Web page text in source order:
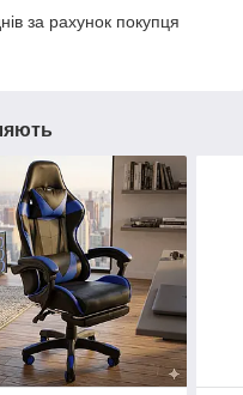
за рахунок покупця